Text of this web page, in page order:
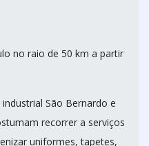
no raio de 50 km a partir
São Bernardo e
recorrer a serviços
uniformes, tapetes,